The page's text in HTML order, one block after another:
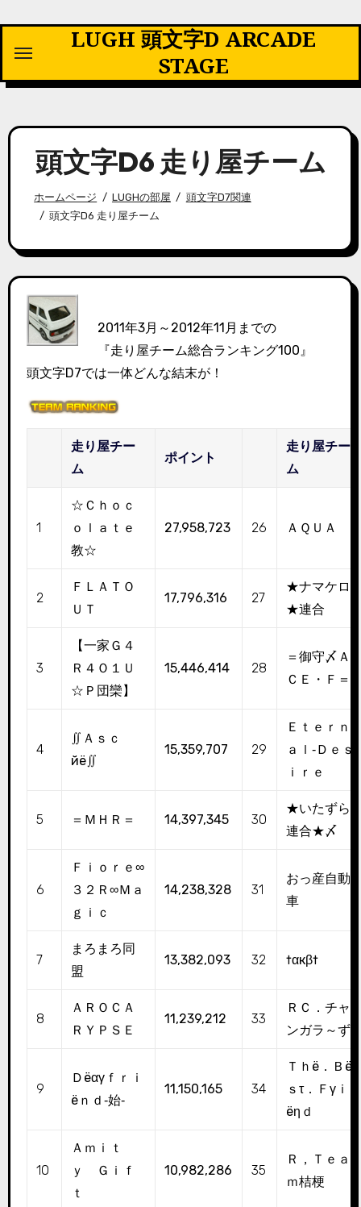
ス
LUGH 頭文字D ARCADE
STAGE
頭文字D6 走り屋チーム
ホームページ LUGHの部屋
頭文字D7関連
頭文字D6 走り屋チーム
2011年3月～2012年11月までの
『走り屋チーム総合ランキング100』
頭文字D7では一体どんな結末が！
走り屋チー
ム
ポイント
走り屋チー
ム
1
☆Ｃｈｏｃ
ｏｌａｔｅ
教☆
27,958,723 26 ＡＱＵＡ
2
ＦＬＡＴＯ
ＵＴ
17,796,316 27
★ナマケロ
★連合
3
【一家Ｇ４
Ｒ４Ｏ１Ｕ
☆Ｐ団欒】
15,446,414 28
＝御守〆Ａ
ＣＥ・Ｆ＝
4
∬Ａｓｃ
йё∬
15,359,707 29
Ｅｔｅｒｎ
ａｌ‐Ｄｅｓ
ｉｒｅ
5 ＝ＭＨＲ＝ 14,397,345 30
★いたずら
連合★〆
6
Ｆｉｏｒｅ∞
３２Ｒ∞Ｍａ
ｇｉｃ
14,238,328 31
おっ産自動
車
7
まろまろ同
盟
13,382,093 32 †αкβ†
8
ＡＲＯＣＡ
ＲＹＰＳＥ
11,239,212 33
ＲＣ．チャ
ンガラ～ず
9
Ｄёαγｆｒｉ
ёｎｄ‐始‐
11,150,165 34
Ｔｈё．Ｂё
ｓτ．Ｆγｉ
ёηｄ
10
Ａｍｉｔ
ｙ Ｇｉｆ
ｔ
10,982,286 35
Ｒ，Ｔｅａ
ｍ桔梗